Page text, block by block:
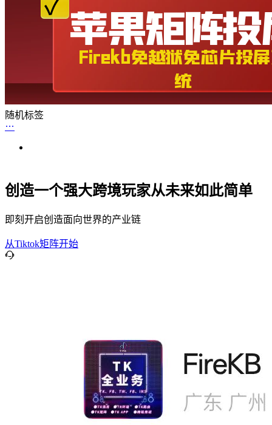
随机标签
创造一个强大跨境玩家从未来如此简单
即刻开启创造面向世界的产业链
从Tiktok矩阵开始